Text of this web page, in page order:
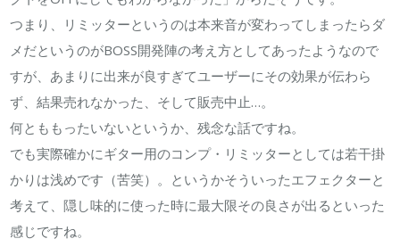
つまり、リミッターというのは本来音が変わってしまったらダ
メだというのがBOSS開発陣の考え方としてあったようなので
すが、あまりに出来が良すぎてユーザーにその効果が伝わら
ず、結果売れなかった、そして販売中止…。
何とももったいないというか、残念な話ですね。
でも実際確かにギター用のコンプ・リミッターとしては若干掛
かりは浅めです（苦笑）。というかそういったエフェクターと
考えて、隠し味的に使った時に最大限その良さが出るといった
感じですね。